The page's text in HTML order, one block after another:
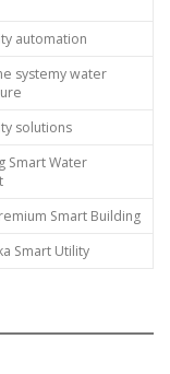
automation
systemy water
solutions
Smart Water
Smart Building
Smart Utility